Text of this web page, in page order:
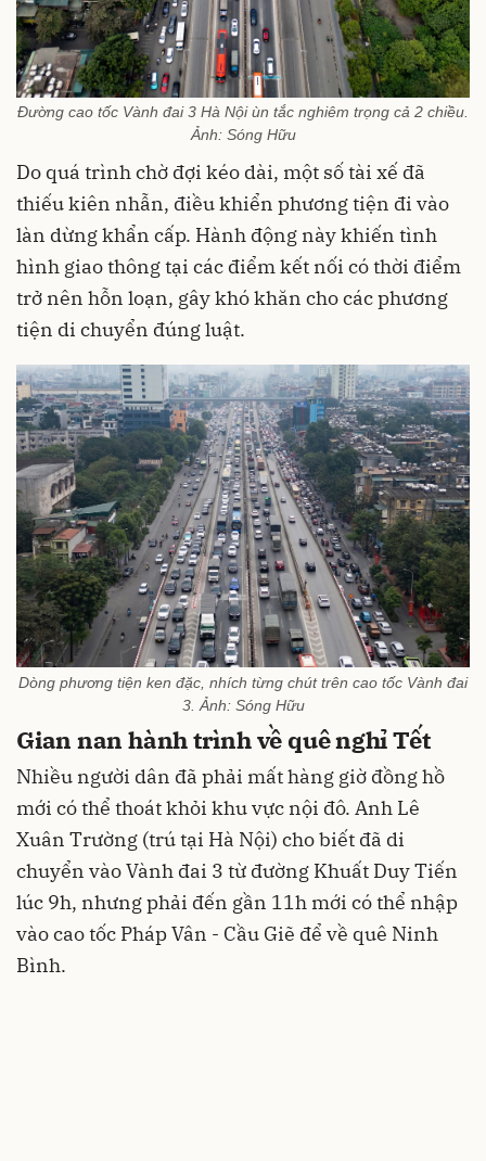
Đường cao tốc Vành đai 3 Hà Nội ùn tắc nghiêm trọng cả 2 chiều.
Ảnh: Sóng Hữu
Do quá trình chờ đợi kéo dài, một số tài xế đã
thiếu kiên nhẫn, điều khiển phương tiện đi vào
làn dừng khẩn cấp. Hành động này khiến tình
hình giao thông tại các điểm kết nối có thời điểm
trở nên hỗn loạn, gây khó khăn cho các phương
tiện di chuyển đúng luật.
Dòng phương tiện ken đặc, nhích từng chút trên cao tốc Vành đai
3. Ảnh: Sóng Hữu
Gian nan hành trình về quê nghỉ Tết
Nhiều người dân đã phải mất hàng giờ đồng hồ
mới có thể thoát khỏi khu vực nội đô. Anh Lê
Xuân Trường (trú tại Hà Nội) cho biết đã di
chuyển vào Vành đai 3 từ đường Khuất Duy Tiến
lúc 9h, nhưng phải đến gần 11h mới có thể nhập
vào cao tốc Pháp Vân - Cầu Giẽ để về quê Ninh
Bình.